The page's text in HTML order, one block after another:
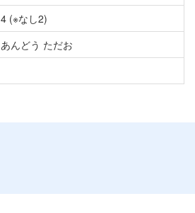
4 (※なし2)
あんどう ただお